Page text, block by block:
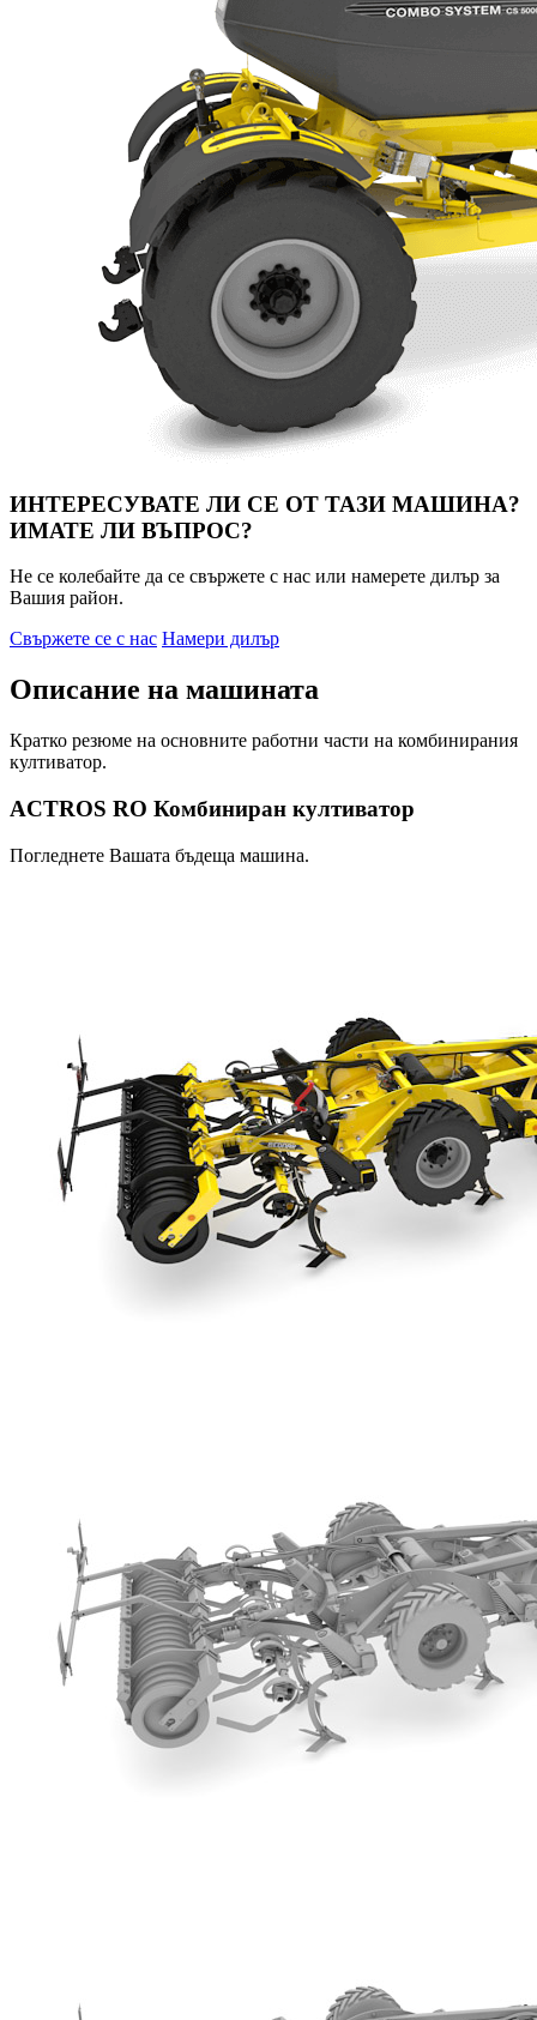
ИНТЕРЕСУВАТЕ ЛИ СЕ ОТ ТАЗИ МАШИНА?
ИМАТЕ ЛИ ВЪПРОС?
Не се колебайте да се свържете с нас или намерете дилър за
Вашия район.
Свържете се с нас Намери дилър
Описание на машината
Кратко резюме на основните работни части на комбинирания
култиватор.
ACTROS RO Комбиниран култиватор
Погледнете Вашата бъдеща машина.